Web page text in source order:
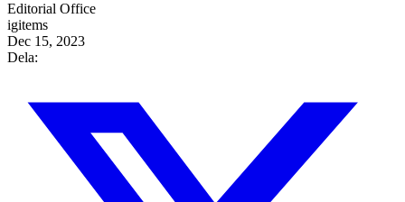
Editorial Office
igitems
Dec 15, 2023
Dela: